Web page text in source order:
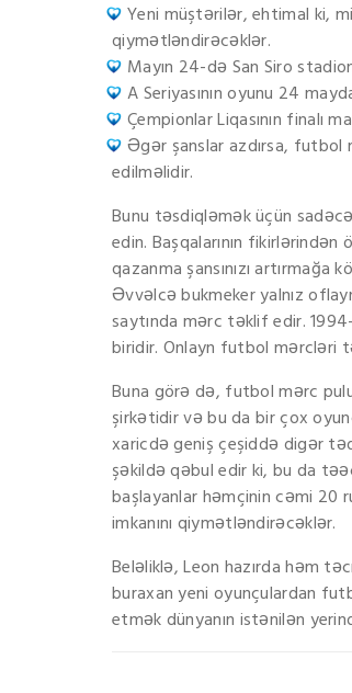
Yeni müştərilər, ehtimal ki,
qiymətləndirəcəklər.
Mayın 24-də San Siro
A Seriyasının oyunu 24
Çempionlar Liqasının finalı
Əgər şanslar azdırsa, futbol
edilməlidir.
Bunu təsdiqləmək üçün
edin. Başqalarının
qazanma şansınızı
Əvvəlcə bukmeker yalnız
saytında mərc təklif edir.
biridir. Onlayn futbol mərcləri
Buna görə də, futbol mərc
şirkətidir və bu da bir çox
xaricdə geniş çeşiddə digər
şəkildə qəbul edir ki, bu da
başlayanlar həmçinin cəmi 20
imkanını qiymətləndirəcəklər.
Beləliklə, Leon hazırda həm
buraxan yeni oyunçulardan
etmək dünyanın istənilən